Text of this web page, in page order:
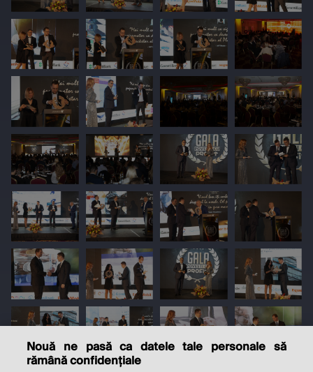
Nouă ne pasă ca datele tale personale să
rămână confidențiale